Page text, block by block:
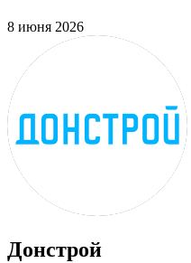
8 июня 2026
Донстрой